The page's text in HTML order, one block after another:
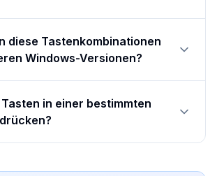
diese Tastenkombinationen
Windows-Versionen?
in einer bestimmten